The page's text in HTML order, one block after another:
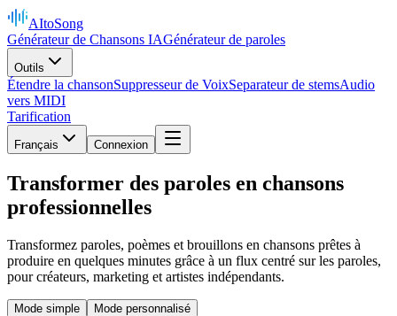
AItoSong
Générateur de Chansons IAGénérateur de paroles
Outils
Étendre la chansonSuppresseur de VoixSeparateur de stemsAudio
vers MIDI
Tarification
Français Connexion
Transformer des paroles en chansons
professionnelles
Transformez paroles, poèmes et brouillons en chansons prêtes à
produire en quelques minutes grâce à un flux centré sur les paroles,
pour créateurs, marketing et artistes indépendants.
Mode simple Mode personnalisé